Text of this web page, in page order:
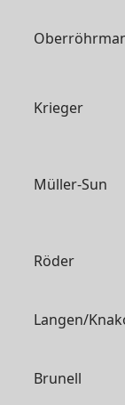
Krieger
Müller-Sun
Röder
Langen/
Brunell